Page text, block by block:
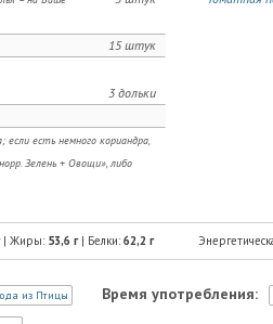
15 штук
3 дольки
если есть немного кориандра,
Зелень + Овощи», либо
| Жиры: 53,6 г| Белки: 62,2г
из Птицы Время употребления: